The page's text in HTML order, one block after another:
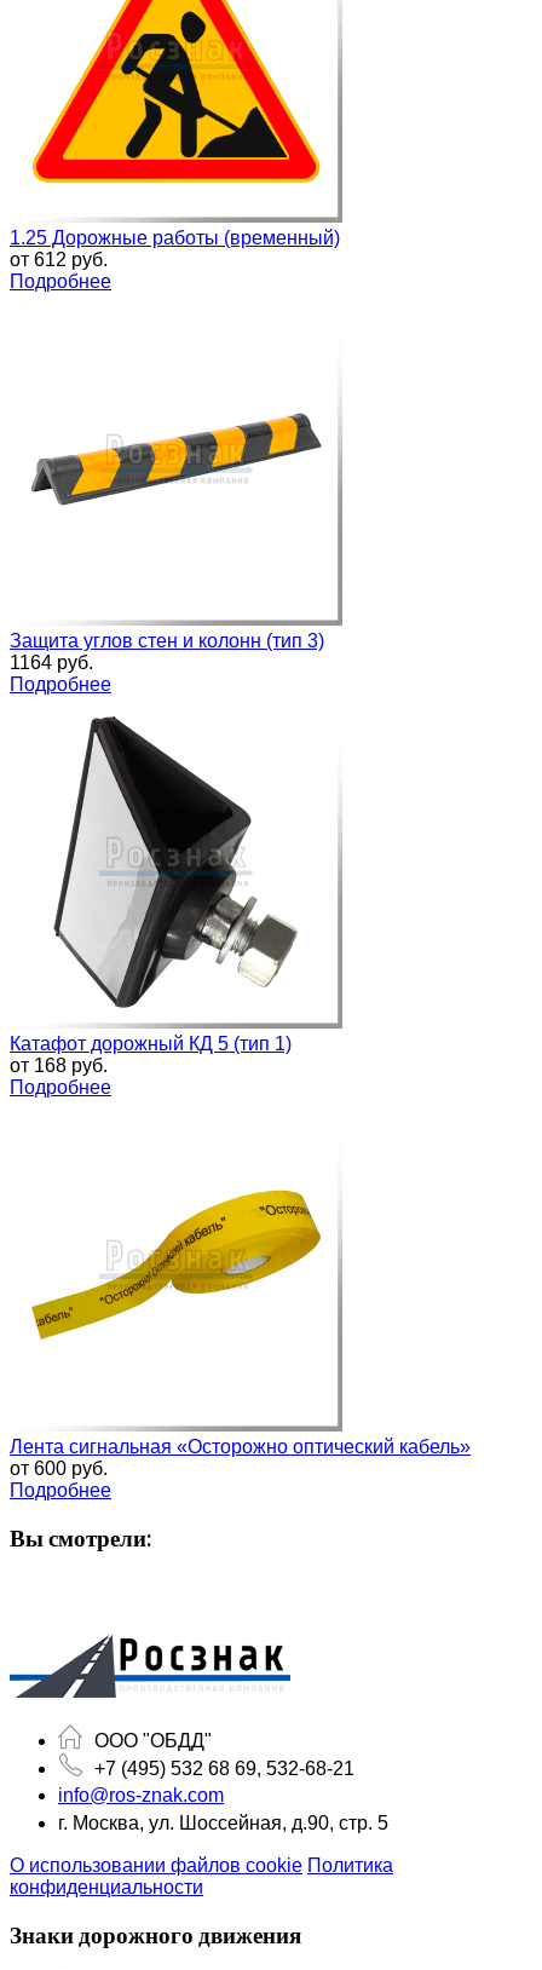
1.25 Дорожные работы (временный)
от 612 руб.
Подробнее
Защита углов стен и колонн (тип 3)
1164 руб.
Подробнее
Катафот дорожный КД 5 (тип 1)
от 168 руб.
Подробнее
Лента сигнальная «Осторожно оптический кабель»
от 600 руб.
Подробнее
Вы смотрели:
ООО "ОБДД"
+7 (495) 532 68 69, 532-68-21
info@ros-znak.com
г. Москва, ул. Шоссейная, д.90, стр. 5
О использовании файлов cookie Политика
конфиденциальности
Знаки дорожного движения